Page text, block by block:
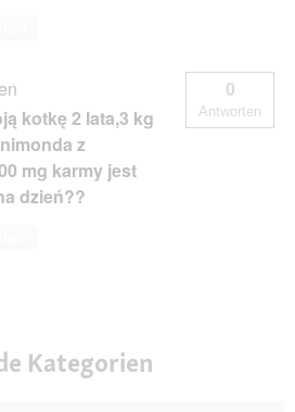
kotkę 2 lata,3 kg
z
mg karmy jest
dzień??
0
Antworten
Kategorien